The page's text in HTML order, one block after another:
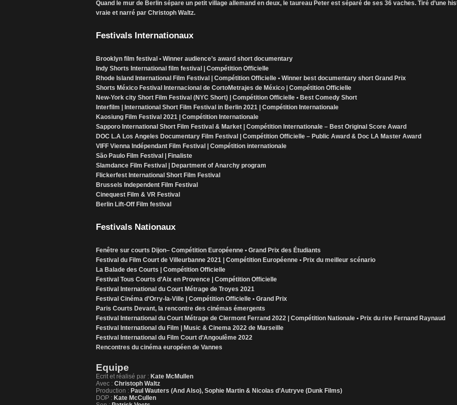
Quand le mur de Berlin sépare un petit village allemand en deux, le taureau Peter est séparé de ses 36 vaches. Tiré d’une
vraie et narré par Christoph Waltz.
Festivals Internationaux
Brooklyn film festival • Winner audience’s award short documentary
Indy Shorts International film festival | Compétition Officielle
Rhode Island International Film Festival | Compétition Officielle • Winner best documentary short Grand Prix
Shorts México Festival Internacional de CortoMetrajes de México | Compétition Officielle
New-York city Short Film Festival (NYC Short) | Compétition Officielle • Best Comedy Short
Interfilm | International Short Film Festival in Berlin 2021 | Compétition Internationale
Kaosiung Film Festival 2021 | Compétition Internationale
Sapporo International Short Film Festival & Market | Compétition Internationale – Best Original Score Award
DOC L.A Los Angeles Documentary Film Festival | Compétition Officielle – Public Award & Doc LA Master Award
VIFF Vienna Indépendant Film Festival | Compétition internationale
São Paulo Film Festival | Finaliste
Slamdance Film Festival | Department of Anarchy program
Flickerfest International Short Film Festival
Brussels Independent Film Festival
Cinequest Film & VR Festival
Berlin Lift-Off Film festival
Festivals Nationaux
Fenêtre sur courts Dijon– Compétition Européenne • Grand Prix des Étudiants
Festival du Film Court de Villeurbanne 2021 | Compétition Européenne • Prix du meilleur scénario
La Balade des Courts | Compétition Officielle
Festival Tous Courts d’Aix en Provence | Compétition Officielle
Festival International du Court Métrage de Troyes 2021
Festival Cinéma d’Orry-la-Ville | Compétition Officielle • Grand Prix
Paris Courts Devant, la rencontre des cinémas émergents
Festival International du Court Métrage de Clermont Ferrand 2022 | Compétition Nationale • Prix du rire Fernand Raynaud
Festival International du Film | Music & Cinema 2022 de Marseille
Festival International du Film Court d’Angoulême 2022
Rencontres du cinéma européen de Vannes
Equipe
Ecrit et réalisé par : Kate McMullen
Avec : Christoph Waltz
Production : Paul Wauters (And Also), Sophie Martin & Nicolas d’Autryve (Dunk Films)
DOP : Kate McCullen